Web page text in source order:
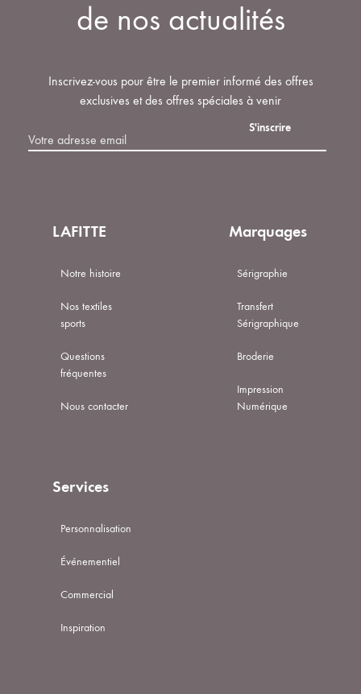
de nos actualités
Inscrivez-vous pour être le premier informé des offres
exclusives et des offres spéciales à venir
LAFITTE
Notre histoire
Nos textiles
sports
Questions
fréquentes
Nous contacter
Marquages
Sérigraphie
Transfert
Sérigraphique
Broderie
Impression
Numérique
Services
Personnalisation
Événementiel
Commercial
Inspiration